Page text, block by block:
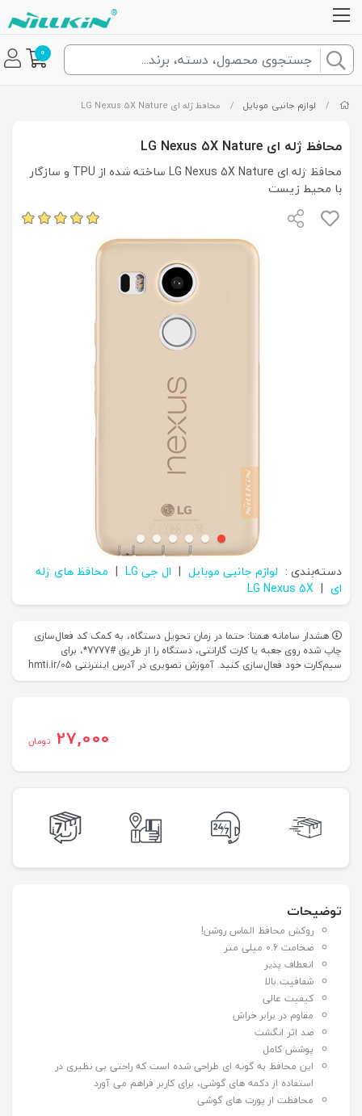
0
/ لوازم جانبی موبایل / محافظ ژله ای LG Nexus 5X Nature
محافظ ژله ای LG Nexus 5X Nature
محافظ ژله ای LG Nexus 5X Nature ساخته شده از TPU و سازگار
با محیط زیست
دسته‌بندی : لوازم جانبی موبایل | ال جی LG | محافظ های ژله‌
ای |
LG Nexus 5X
هشدار سامانه همتا: حتما در زمان تحویل دستگاه، به کمک کد فعال‌سازی
چاپ شده روی جعبه یا کارت گارانتی، دستگاه را از طریق #7777*، برای
سیم‌کارت خود فعال‌سازی کنید. آموزش تصویری در آدرس اینترنتی hmti.ir/05
27,000 تومان
توضیحات
روکش محافظ الماس روشن!
ضخامت 0.6 میلی متر
انعطاف پذیر
شفافیت بالا
کیفیت عالی
مقاوم در برابر خراش
ضد اثر انگشت
پوشش کامل
این محافظ به گونه ای طراحی شده است که راحتی بی نظیری در
استفاده از دکمه های گوشی، برای کاربر فراهم می آورد
محافظت از پورت های گوشی